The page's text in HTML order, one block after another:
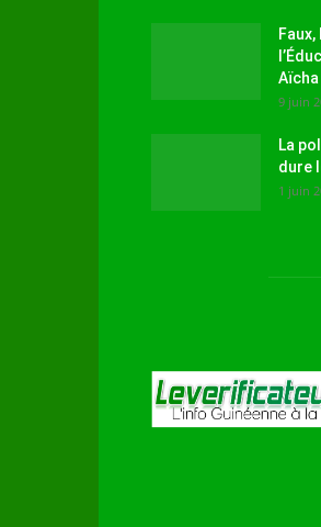
9 juin
La
dure
1 juin